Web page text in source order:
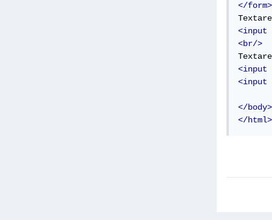
</form>
<input
<br/>
<input
<input
</body>
</html>